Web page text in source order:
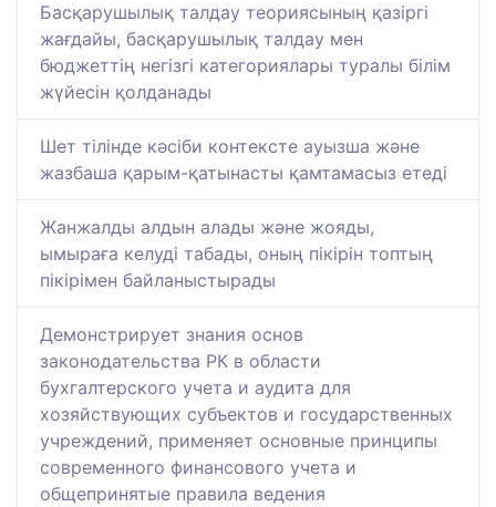
Басқарушылық талдау теориясының қазіргі
жағдайы, басқарушылық талдау мен
бюджеттің негізгі категориялары туралы білім
жүйесін қолданады
Шет тілінде кәсіби контексте ауызша және
жазбаша қарым-қатынасты қамтамасыз етеді
Жанжалды алдын алады және жояды,
ымыраға келуді табады, оның пікірін топтың
пікірімен байланыстырады
Демонстрирует знания основ
законодательства РК в области
бухгалтерского учета и аудита для
хозяйствующих субъектов и государственных
учреждений, применяет основные принципы
современного финансового учета и
общепринятые правила ведения